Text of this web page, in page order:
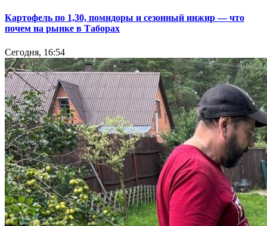
Картофель по 1,30, помидоры и сезонный инжир — что
почем на рынке в Таборах
Сегодня, 16:54